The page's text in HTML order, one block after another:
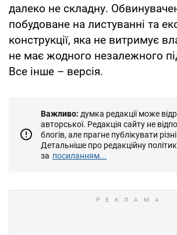
далеко не складну.
побудоване на листуванні та
конструкції, яка не витримує
не має жодного незалежного
Все інше – версія.
Важливо: думка редакції може
авторської. Редакція сайту не
блогів, але прагне публікувати
Детальніше про редакційну
за посиланням...